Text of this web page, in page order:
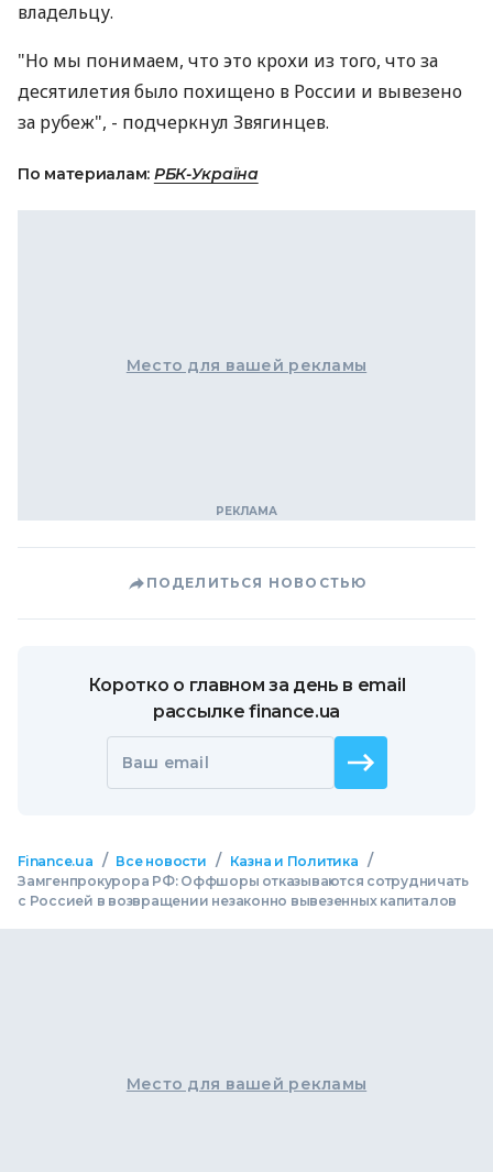
владельцу.
"Но мы понимаем, что это крохи из того, что за
десятилетия было похищено в России и вывезено
за рубеж", - подчеркнул Звягинцев.
По материалам: РБК-Україна
Место для вашей рекламы
ПОДЕЛИТЬСЯ НОВОСТЬЮ
Коротко о главном за день в email
рассылке finance.ua
Ваш email
Finance.ua / Все новости / Казна и Политика /
Замгенпрокурора РФ: Оффшоры отказываются сотрудничать
с Россией в возвращении незаконно вывезенных капиталов
Место для вашей рекламы